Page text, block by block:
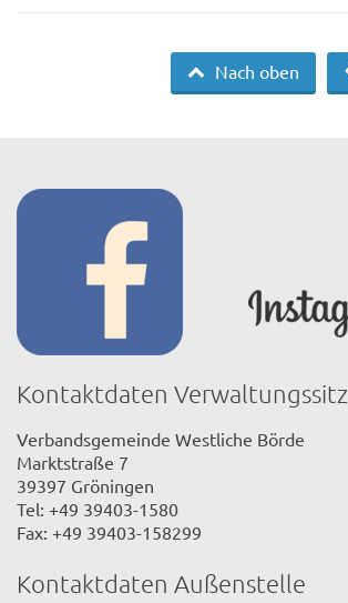
Nach oben
Kontaktdaten Verwaltungssitz
Verbandsgemeinde Westliche Börde
Marktstraße 7
39397 Gröningen
Tel: +49 39403-1580
Fax: +49 39403-158299
Kontaktdaten Außenstelle